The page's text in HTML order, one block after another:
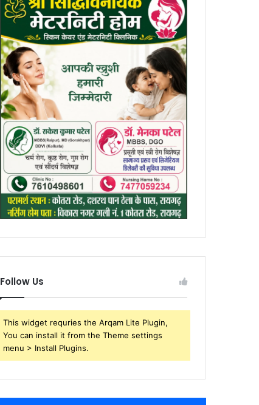
Follow Us
This widget requries the Arqam Lite Plugin,
You can install it from the Theme settings
menu > Install Plugins.